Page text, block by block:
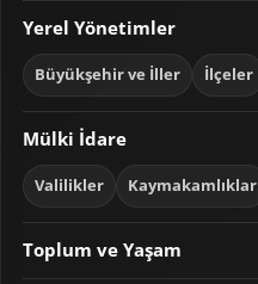
Yerel Yönetimler
Büyükşehir ve İller İlçeler
Mülki İdare
Valilikler Kaymakamlıklar
Toplum ve Yaşam